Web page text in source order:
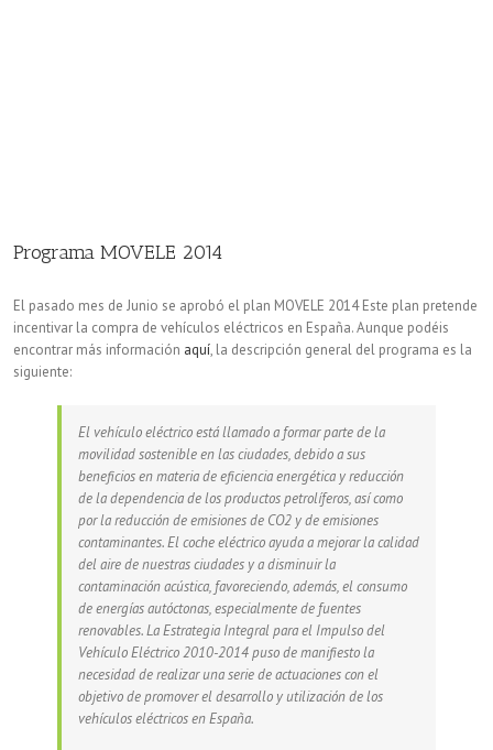
Programa MOVELE 2014
El pasado mes de Junio se aprobó el plan MOVELE 2014 Este plan pretende
incentivar la compra de vehículos eléctricos en España. Aunque podéis
encontrar más información aquí, la descripción general del programa es la
siguiente:
El vehículo eléctrico está llamado a formar parte de la
movilidad sostenible en las ciudades, debido a sus
beneficios en materia de eficiencia energética y reducción
de la dependencia de los productos petrolíferos, así como
por la reducción de emisiones de CO2 y de emisiones
contaminantes. El coche eléctrico ayuda a mejorar la calidad
del aire de nuestras ciudades y a disminuir la
contaminación acústica, favoreciendo, además, el consumo
de energías autóctonas, especialmente de fuentes
renovables. La Estrategia Integral para el Impulso del
Vehículo Eléctrico 2010-2014 puso de manifiesto la
necesidad de realizar una serie de actuaciones con el
objetivo de promover el desarrollo y utilización de los
vehículos eléctricos en España.